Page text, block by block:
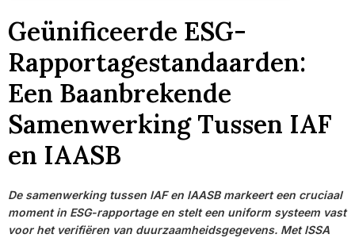
Geünificeerde ESG-
Rapportagestandaarden:
Een Baanbrekende
Samenwerking Tussen IAF
en IAASB
De samenwerking tussen IAF en IAASB markeert een cruciaal
moment in ESG-rapportage en stelt een uniform systeem vast
voor het verifiëren van duurzaamheidsgegevens. Met ISSA